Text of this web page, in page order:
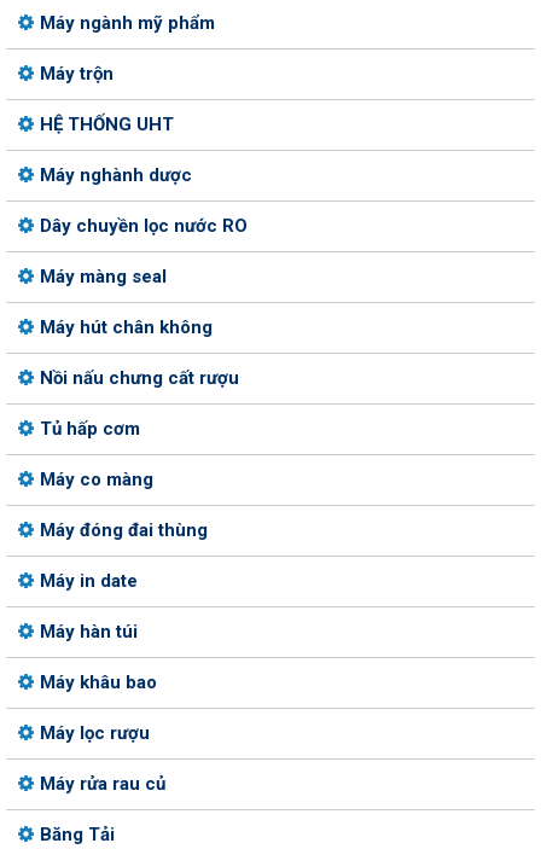
Máy ngành mỹ phẩm
Máy trộn
HỆ THỐNG UHT
Máy nghành dược
Dây chuyền lọc nước RO
Máy màng seal
Máy hút chân không
Nồi nấu chưng cất rượu
Tủ hấp cơm
Máy co màng
Máy đóng đai thùng
Máy in date
Máy hàn túi
Máy khâu bao
Máy lọc rượu
Máy rửa rau củ
Băng Tải